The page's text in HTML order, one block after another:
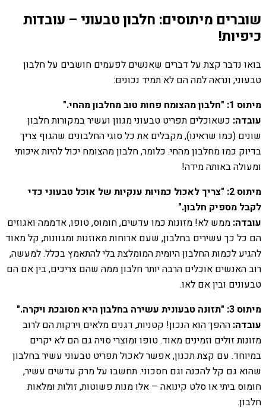
שוברים מיתוסים: חלבון טבעוני – עובדות
כיפיות!
בואו נדבר קצת על דברים שאנשים לפעמים חושבים על חלבון
טבעוני, ונראה למה הם לא תמיד נכונים:
מיתוס 1: "חלבון מהצומח פחות טוב מחלבון מהחי."
עובדה: כשאוכלים תפריט טבעוני מגוון ועשיר במקורות חלבון
שונים (כמו שראינו), מקבלים את כל סוגי החלבונים שהגוף צריך
בדיוק כמו מחלבון מהחי. כלומר, חלבון מהצומח יכול להיות איכותי
ומעולה באותה מידה!
מיתוס 2: "צריך לאכול כמויות ענקיות של אוכל טבעוני כדי
לקבל מספיק חלבון."
עובדה: ממש לא! מזונות כמו עדשים, חומוס, טופו, אדממה ואגוזים
הם כל כך עשירים בחלבון, שעם ארוחות מאוזנות ומגוונות, קל מאוד
להגיע לכמות החלבון היומית המומלצת בלי להתאמץ בכלל. למעשה,
רוב האנשים אוכלים הרבה יותר חלבון ממה שהם צריכים, בין אם הם
טבעונים ובין אם לאו.
מיתוס 3: "תזונה טבעונית עשירה בחלבון היא מסובכת ויקרה."
עובדה: ההפך הוא הנכון! קטניות, דגנים מלאים וירקות הם לרוב
מזונות זולים וזמינים מאוד. טופו ומוצרי סויה גם הם לא יקרים
במיוחד. עם קצת תכנון, אפשר לאכול תפריט טבעוני עשיר בחלבון
שהוא גם קל להכנה וגם חסכוני. תחשבו על מרק עדשים עשיר,
חומוס ביתי או סלט קינואה – אלו מנות פשוטות, זולות ומלאות
חלבון.